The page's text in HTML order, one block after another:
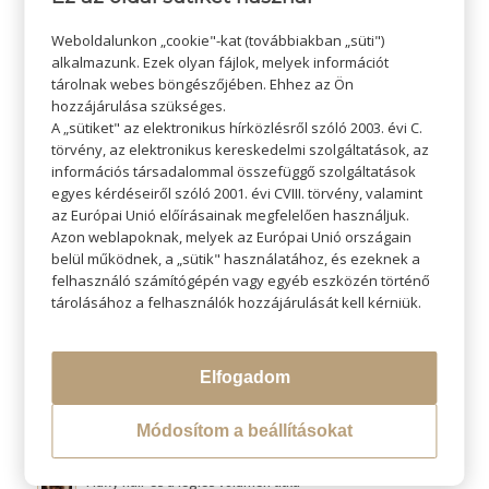
KERESÉS
Átváltoztatjuk Program
Hővédelem hajformázás közben
Weboldalunkon „cookie"-kat (továbbiakban „süti")
alkalmazunk. Ezek olyan fájlok, melyek információt
tárolnak webes böngészőjében. Ehhez az Ön
hozzájárulása szükséges.
A „sütiket" az elektronikus hírközlésről szóló 2003. évi C.
törvény, az elektronikus kereskedelmi szolgáltatások, az
információs társadalommal összefüggő szolgáltatások
egyes kérdéseiről szóló 2001. évi CVIII. törvény, valamint
az Európai Unió előírásainak megfelelően használjuk.
Azon weblapoknak, melyek az Európai Unió országain
belül működnek, a „sütik" használatához, és ezeknek a
felhasználó számítógépén vagy egyéb eszközén történő
tárolásához a felhasználók hozzájárulását kell kérniük.
Elfogadom
Módosítom a beállításokat